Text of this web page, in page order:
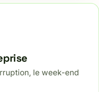
le week-end